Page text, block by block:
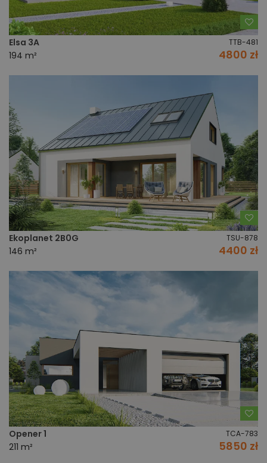
Elsa 3A TTB-481
194 m² 4800 zł
Ekoplanet 2B0G TSU-878
146 m² 4400 zł
Opener 1 TCA-783
211 m² 5850 zł